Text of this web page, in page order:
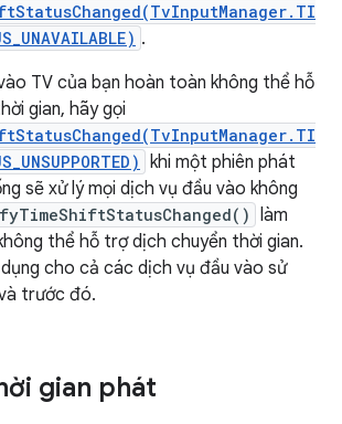
.
TV của bạn hoàn toàn không thể hỗ
gian, hãy gọi
khi một phiên phát
sẽ xử lý mọi dịch vụ đầu vào không
làm
thể hỗ trợ dịch chuyển thời gian.
cho cả các dịch vụ đầu vào sử
trước đó.
gian phát